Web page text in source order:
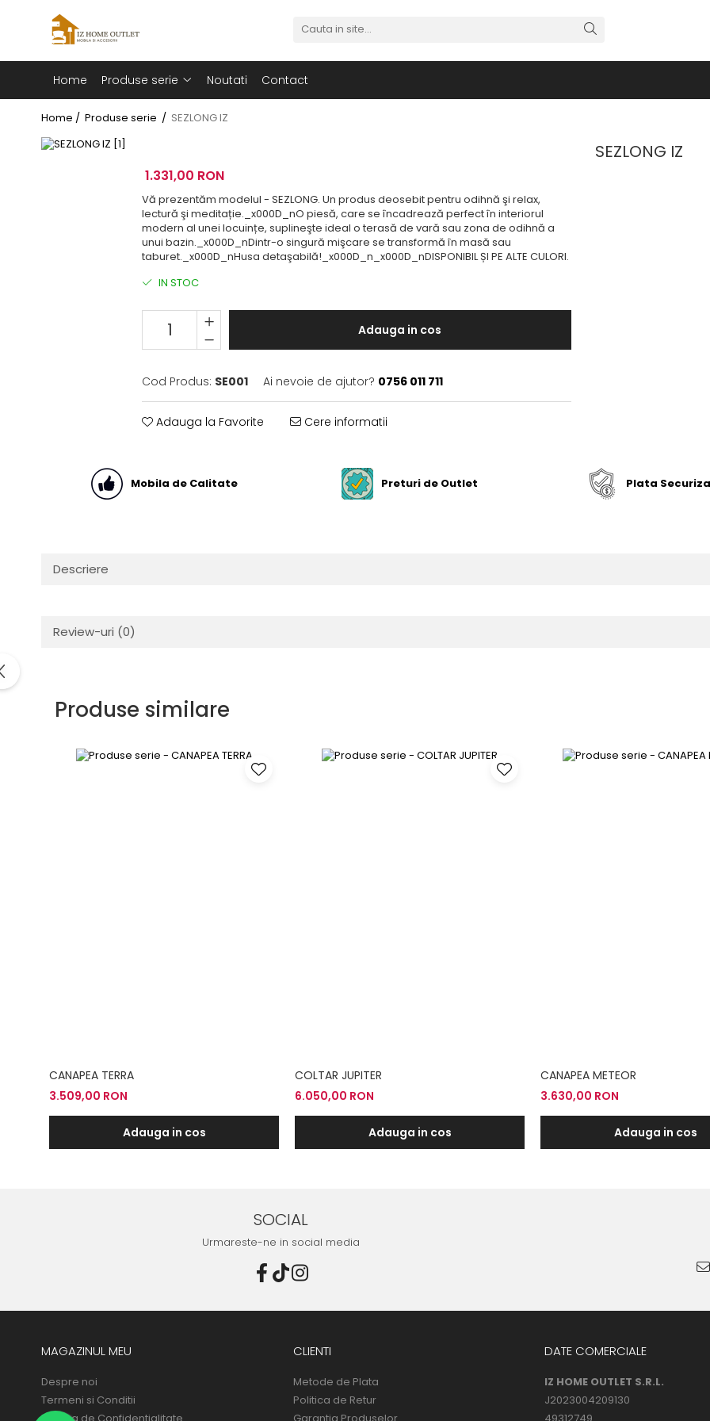
Canapele
Scaune
Home Produse serie Noutati Contact
Home / Produse serie / SEZLONG IZ
SEZLONG IZ
1.331,00 RON
Vă prezentăm modelul - SEZLONG. Un produs deosebit pentru odihnă şi relax,
lectură şi meditație._x000D_nO piesă, care se încadrează perfect în interiorul
modern al unei locuințe, suplineşte ideal o terasă de vară sau zona de odihnă a
unui bazin._x000D_nDintr-o singură mişcare se transformă în masă sau
taburet._x000D_nHusa detaşabilă!_x000D_n_x000D_nDISPONIBIL ȘI PE ALTE CULORI.
IN STOC
Adauga in cos
Cod Produs: SE001 Ai nevoie de ajutor? 0756 011 711
Adauga la Favorite Cere informatii
Mobila de Calitate Preturi de Outlet Plata
Descriere
Review-uri (0)
Produse similare
CANAPEA TERRA
3.509,00 RON
Adauga in cos
COLTAR JUPITER
6.050,00 RON
Adauga in cos
CANAPEA METEOR
3.630,00 RON
Adauga in cos
SOCIAL
Urmareste-ne in social media
MAGAZINUL MEU
Despre noi
Termeni si Conditii
CLIENTI
Metode de Plata
Politica de Retur
DATE COMERCIALE
IZ HOME OUTLET S.R.L.
J2023004209130